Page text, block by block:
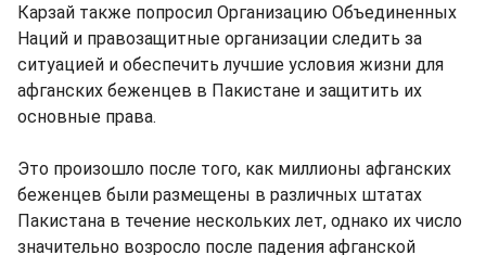
Карзай также попросил Организацию Объединенных
Наций и правозащитные организации следить за
ситуацией и обеспечить лучшие условия жизни для
афганских беженцев в Пакистане и защитить их
основные права.
Это произошло после того, как миллионы афганских
беженцев были размещены в различных штатах
Пакистана в течение нескольких лет, однако их число
значительно возросло после падения афганской